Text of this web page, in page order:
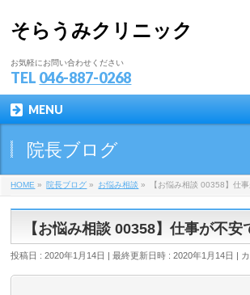
そらうみクリニック
お気軽にお問い合わせください
TEL 046-887-0268
MENU
院長ブログ
HOME » 院長ブログ » お悩み相談 » 【お悩み相談 00358】仕
【お悩み相談 00358】仕事が不安
投稿日 : 2020年1月14日 最終更新日時 : 2020年1月14日